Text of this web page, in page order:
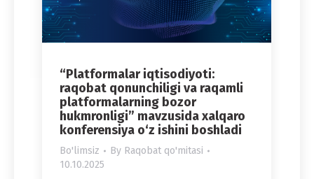
“Platformalar iqtisodiyoti:
raqobat qonunchiligi va raqamli
platformalarning bozor
hukmronligi” mavzusida xalqaro
konferensiya o‘z ishini boshladi
Bo'limsiz By Raqobat qo'mitasi
10.10.2025